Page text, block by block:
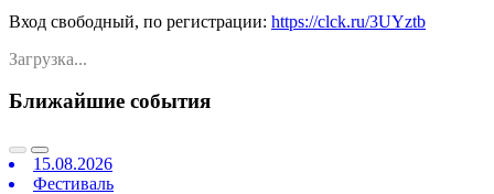
Вход свободный, по регистрации: https://clck.ru/3UYztb
Загрузка...
Ближайшие события
15.08.2026
Фестиваль